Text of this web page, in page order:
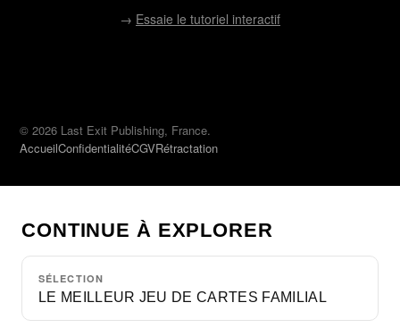
→ Essaie le tutoriel interactif
© 2026 Last Exit Publishing, France.
AccueilConfidentialitéCGVRétractation
CONTINUE À EXPLORER
SÉLECTION
LE MEILLEUR JEU DE CARTES FAMILIAL